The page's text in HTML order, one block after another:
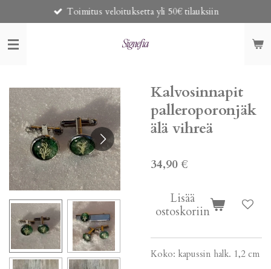
pääsisältöön
Toimitus veloituksetta yli 50€ tilauksiin
Kalvosinnapit
palleroporonjäk
älä vihreä
34,90 €
Lisää
ostoskoriin
Koko: kapussin halk. 1,2 cm